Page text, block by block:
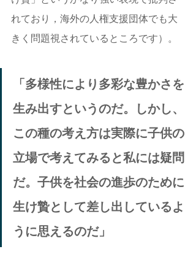
れており，海外の人権支援団体でも大
きく問題視されているところです）。
「多様性により多彩な豊かさを
生み出すというのだ。しかし、
この種の考え方は実際に子供の
立場で考えてみると私には疑問
だ。子供を社会の進歩のために
生け贄として差し出しているよ
うに思えるのだ」